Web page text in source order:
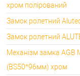
хром полірований
Замок ролетний
Замок ролетний
Механізм замка AGB
(BS50*96мм) хром